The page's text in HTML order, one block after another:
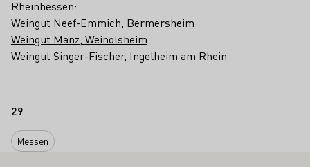
Rheinhessen:
Weingut Neef-Emmich, Bermersheim
Weingut Manz, Weinolsheim
Weingut Singer-Fischer, Ingelheim am Rhein
29
Messen